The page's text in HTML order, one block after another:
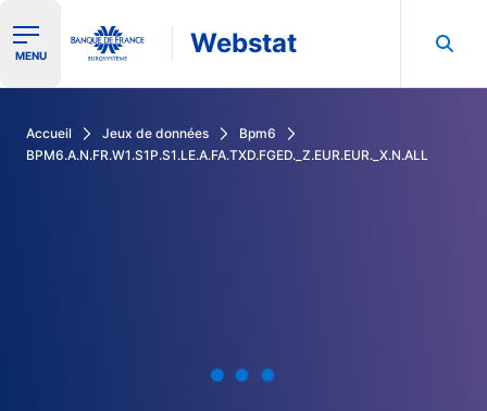
Ouvrir le menu de navigation
MENU Webstat
Accueil Jeux de données
Bpm6
BPM6.A.N.FR.W1.S1P.S1.LE.A.FA.TXD.FGED._Z.EUR.EUR._X.N.ALL